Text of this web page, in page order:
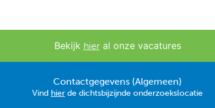
Bekijk hieral onze vacatures
Contactgegevens (Algemeen)
Vind hier de dichtsbijzijnde onderzoekslocatie